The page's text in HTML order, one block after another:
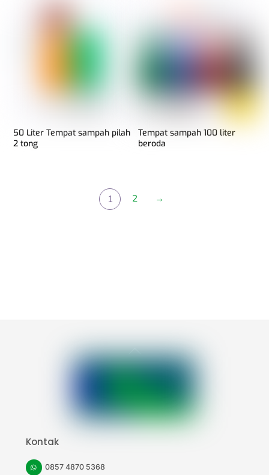
50 Liter Tempat sampah pilah
2 tong
Tempat sampah 100 liter
beroda
1 2 →
Back
To
Top
Kontak
0857 4870 5368